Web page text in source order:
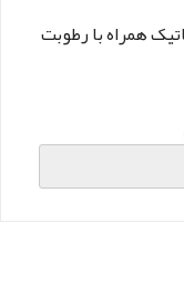
تمام اتوماتیک همراه با رطوبت